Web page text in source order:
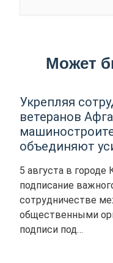
Может
Укрепляя
ветеранов
объединяют
5 августа в
подписание
сотрудничестве
общественными
подписи под…